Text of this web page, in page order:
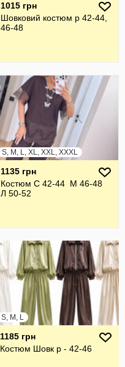
1015 грн
Шовковий костюм р 42-44,
46-48
S, M, L, XL, XXL, XXXL
1135 грн
Костюм С 42-44 М 46-48
Л 50-52
S, M, L
1185 грн
Костюм Шовк р - 42-46